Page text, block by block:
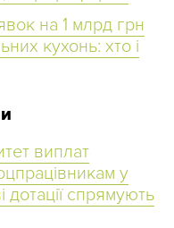
на 1 млрд грн
кухонь: хто і
виплат
у
дотації спрямують